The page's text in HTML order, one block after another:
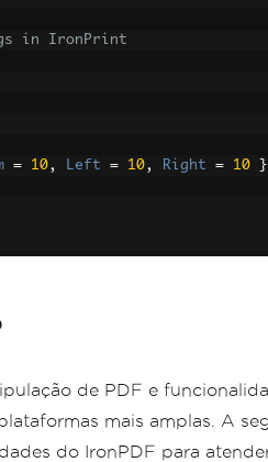
in IronPrint
= 10, Left = 10, Right = 10
}
de PDF e
mais amplas. A
do IronPDF para